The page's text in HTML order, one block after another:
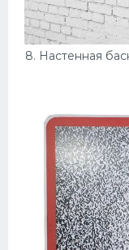
8. Настенная